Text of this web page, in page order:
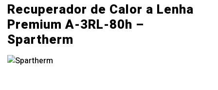
Loja Braga (Sede)
Recuperador de Calor a Lenha
Premium A-3RL-80h –
Spartherm